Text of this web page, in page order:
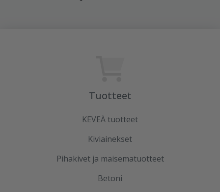
Tuotteet
KEVEÄ tuotteet
Kiviainekset
Pihakivet ja maisematuotteet
Betoni